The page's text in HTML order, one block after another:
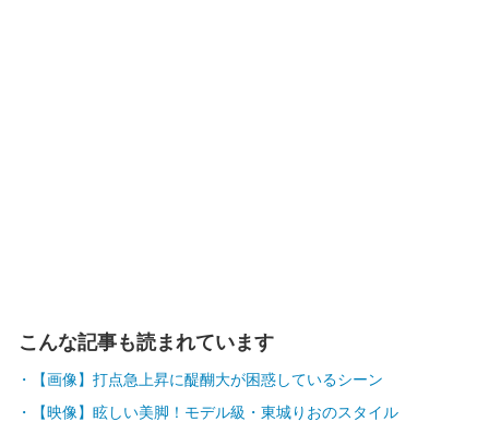
こんな記事も読まれています
【画像】打点急上昇に醍醐大が困惑しているシーン
【映像】眩しい美脚！モデル級・東城りおのスタイル